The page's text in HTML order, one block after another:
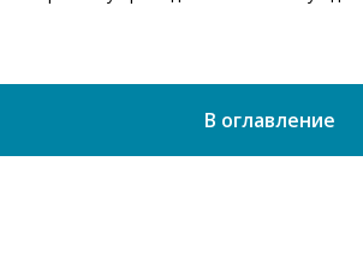
В оглавление